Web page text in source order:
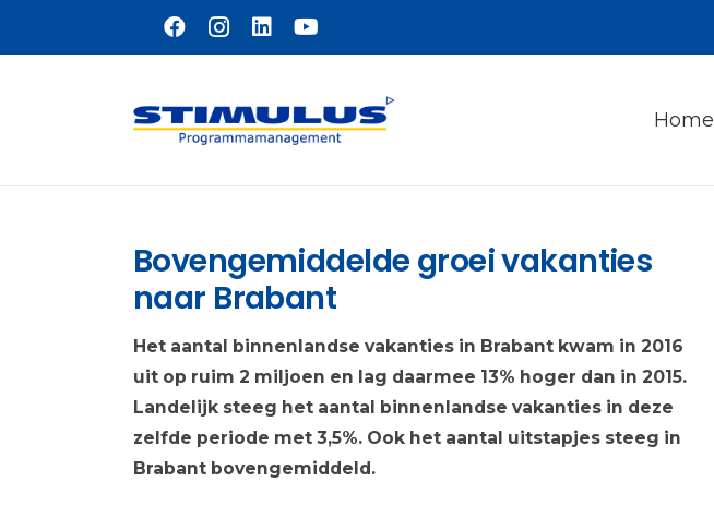
Home
Bovengemiddelde groei vakanties
naar Brabant
Het aantal binnenlandse vakanties in Brabant kwam in 2016
uit op ruim 2 miljoen en lag daarmee 13% hoger dan in 2015.
Landelijk steeg het aantal binnenlandse vakanties in deze
zelfde periode met 3,5%. Ook het aantal uitstapjes steeg in
Brabant bovengemiddeld.